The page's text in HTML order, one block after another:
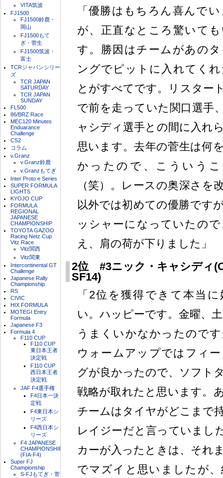
VITA筑波
FJ1500
FJ1500鈴鹿・
岡山
FJ1500もて
ぎ・菅生
FJ1500筑波・
富士
TCRジャパンシリー
ズ
TCR JAPAN
SATURDAY
TCR JAPAN
SUNDAY
FL500
86/BRZ Race
MEC120 Minutes
Enduarance
Challenge
CS2
コラム
v.Granz
v.Granz鈴鹿
v.Granzもてぎ
Inter Proto e Series
SUPER FORMULA
LIGHTS
KYOJO CUP
FORMULA
REGIONAL
JAPANESE
CHAMPIONSHIP
TOYOTA GAZOO
Racing Netz Cup
Vitz Race
Vitz関西
Vitz関東
Intercontinental GT
Challenge
Japanese Rally
Championship
RS
CIVIC
HIX FORMULA
MOTEGI Entry
Formula
Japanese F3
Formula 4
F110 CUP
F110 CUP
東日本王者
決定戦
F110 CUP
西日本王者
決定戦
JAF F4選手権
F4日本一決
定戦
F4東日本シ
リーズ
F4西日本シ
リーズ
F4 JAPANESE
CHAMPIONSHIP
(FIA-F4)
Super FJ
Championship
S-FJもてぎ・菅
「優勝はもちろん喜んで
が、正直なところ驚いて
す。勝因はチームがあの
ングでピットに入れてく
とがすべてです。リスター
で前を走っていた関口選手
ャシディ選手との間に入れ
思います。去年の菅生は何
かったので、こういう
（笑）。レースの奥深さを
以外では初めての優勝です
ッシャーになっていたの
え、肩の荷が下りました」
2位 #3ニック・キャシディ
SF14)
「2位を獲得できて本当
い。ハッピーです。金曜、
うまくいかなかったので
ウォームアップではフィ
グが良かったので、ソフト
戦略が取れたと思います。
チームはタイヤがどこまで
レイジーだと言っていまし
カーが入ったときは、それ
でマズイと思いましたが